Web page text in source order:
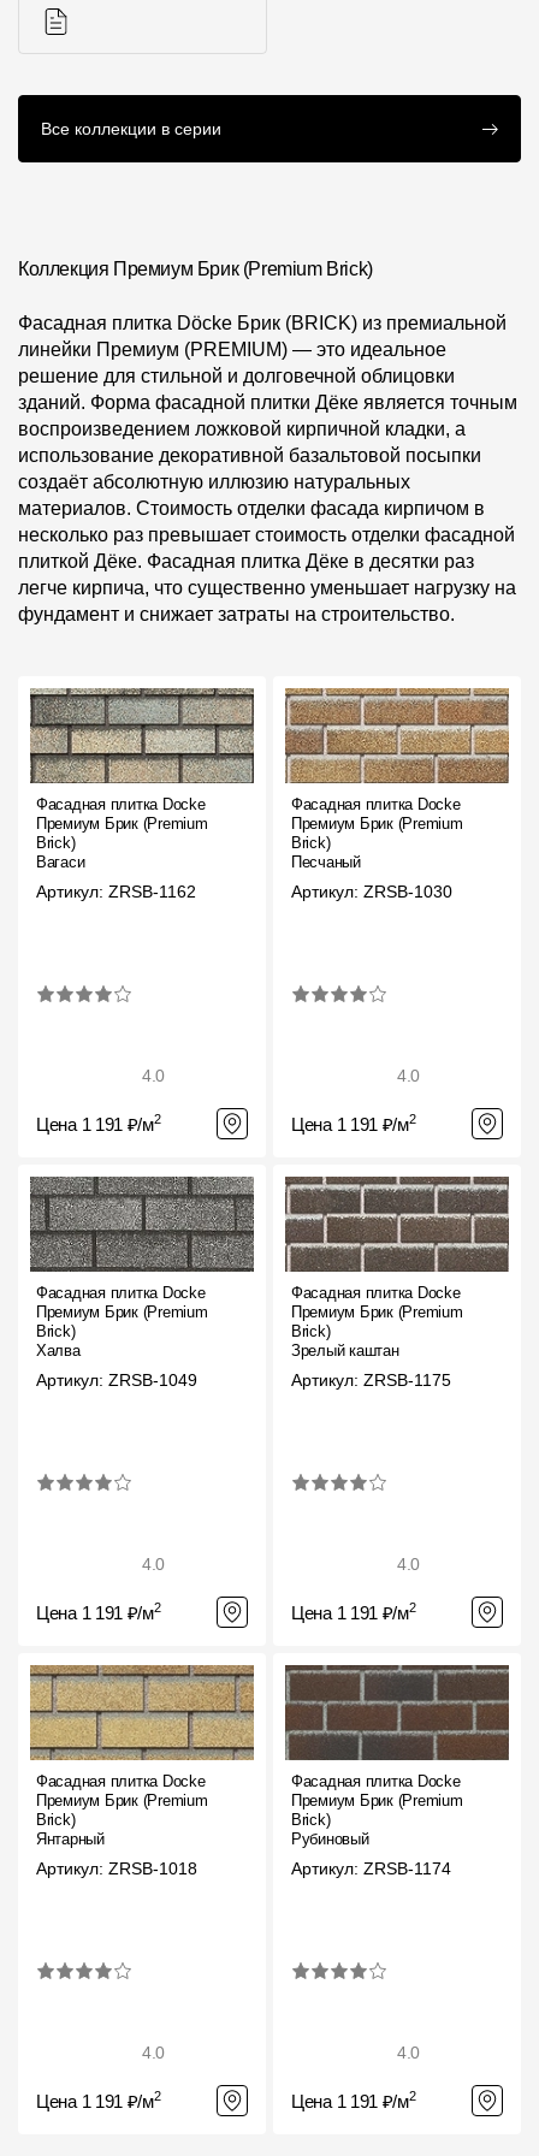
Контроль качества кровли
Отправка рекламации
Предложения по сотрудничеству
Вакансии
B2B
Отзывы
Республика Коми
Контакты
Адрес
125212, Россия, Москва, Головинское ш., д. 5, стр. 1
"Водный")
Сб-Вс - выходной
Инструкции
Все коллекции в серии
Коллекция Премиум Брик (Premium Brick)
Фасадная плитка Döcke Брик (BRICK) из премиальной
линейки Премиум (PREMIUM) — это идеальное
решение для стильной и долговечной облицовки
зданий. Форма фасадной плитки Дёке является точным
воспроизведением ложковой кирпичной кладки, а
использование декоративной базальтовой посыпки
создаёт абсолютную иллюзию натуральных
материалов. Стоимость отделки фасада кирпичом в
несколько раз превышает стоимость отделки фасадной
плиткой Дёке. Фасадная плитка Дёке в десятки раз
легче кирпича, что существенно уменьшает нагрузку на
фундамент и снижает затраты на строительство.
Фасадная плитка Docke
Премиум Брик (Premium
Brick)
Вагаси
Артикул: ZRSB-1162
4.0
Цена 1 191 ₽/м2
Фасадная плитка Docke
Премиум Брик (Premium
Brick)
Песчаный
Артикул: ZRSB-1030
4.0
Цена 1 191 ₽/м2
Фасадная плитка Docke
Премиум Брик (Premium
Brick)
Халва
Артикул: ZRSB-1049
4.0
Цена 1 191 ₽/м2
Фасадная плитка Docke
Премиум Брик (Premium
Brick)
Зрелый каштан
Артикул: ZRSB-1175
4.0
Цена 1 191 ₽/м2
Фасадная плитка Docke
Премиум Брик (Premium
Brick)
Янтарный
Артикул: ZRSB-1018
4.0
Цена 1 191 ₽/м2
Фасадная плитка Docke
Премиум Брик (Premium
Brick)
Рубиновый
Артикул: ZRSB-1174
4.0
Цена 1 191 ₽/м2